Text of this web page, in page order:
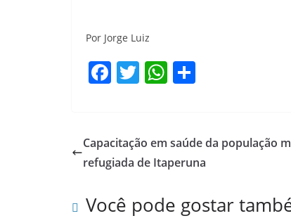
Por Jorge Luiz
F
e
b
o
T
er
W
s
A
p
e
Capacitação em saúde da população
refugiada de Itaperuna
Você pode gostar